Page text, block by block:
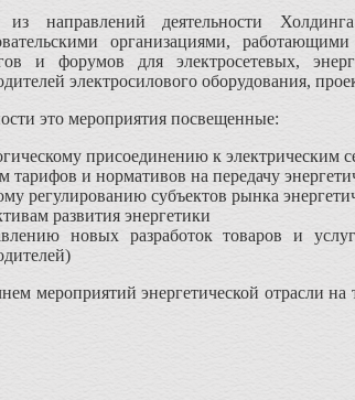
направлений деятельности
организациями,
и форумов для электросетевых,
электросилового оборудования,
это мероприятия посвещенные:
присоединению к электрическим
тарифов и нормативов на передачу
регулированию субъектов рынка
развития энергетики
новых разработок товаров и
мероприятий энергетической отрасли